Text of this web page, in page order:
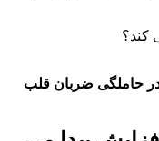
کند؟
در حاملگی ضربان قلب